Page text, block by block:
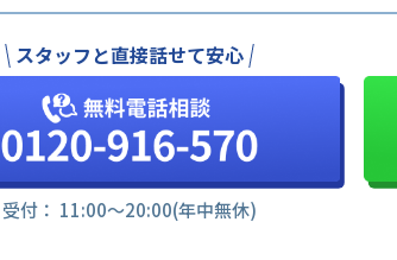
スタッフと直接話せて安心
受付： 11:00〜20:00(年中無休)